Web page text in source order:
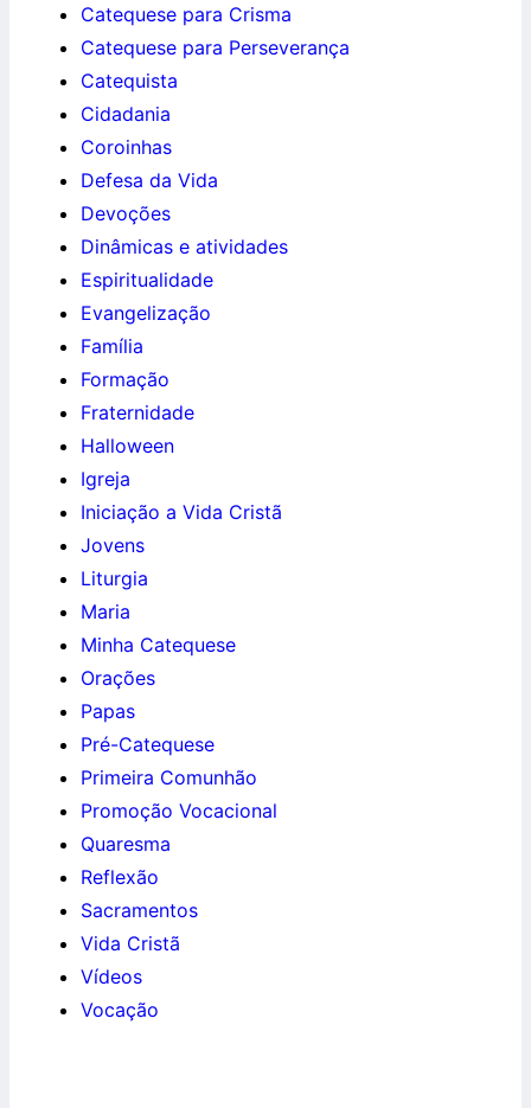
Catequese para Crisma
Catequese para Perseverança
Catequista
Cidadania
Coroinhas
Defesa da Vida
Devoções
Dinâmicas e atividades
Espiritualidade
Evangelização
Família
Formação
Fraternidade
Halloween
Igreja
Iniciação a Vida Cristã
Jovens
Liturgia
Maria
Minha Catequese
Orações
Papas
Pré-Catequese
Primeira Comunhão
Promoção Vocacional
Quaresma
Reflexão
Sacramentos
Vida Cristã
Vídeos
Vocação